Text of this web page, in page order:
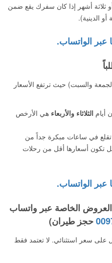
ثلاثة أشهر إذا كان سفرك يقع ضمن
الدينية).
عبر الواتساب.
والسبت) حيث ترتفع الأسعار
أيام الثلاثاء والأربعاء هي الأرخص
تقلع في ساعات مبكرة جداً من
تكون أسعارها أقل من رحلات
عبر الواتساب.
الخاصة عبر واتساب
حجز طيران)
على سعر استثنائي. لا تعتمد فقط